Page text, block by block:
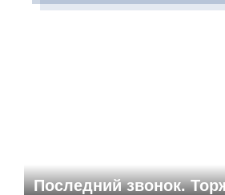
Последний звонок.